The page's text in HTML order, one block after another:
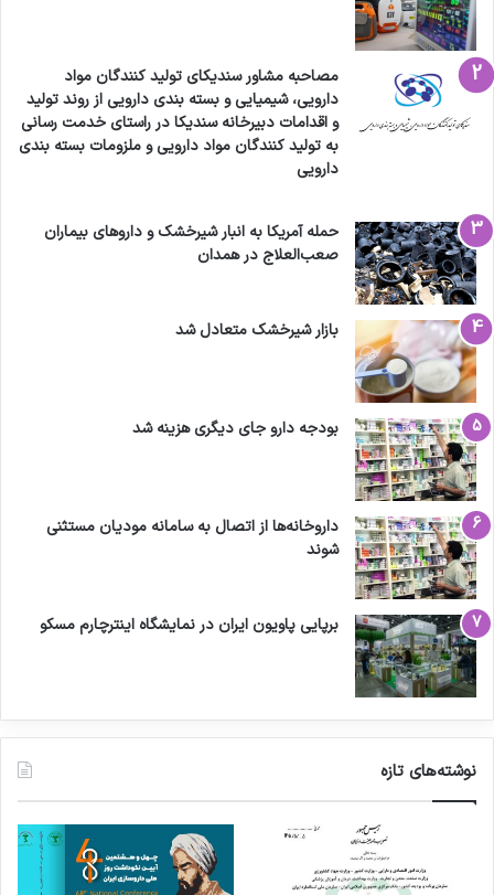
مصاحبه مشاور سندیکای تولید کنندگان مواد
دارویی، شیمیایی و بسته بندی دارویی از روند تولید
و اقدامات دبیرخانه سندیکا در راستای خدمت رسانی
به تولید کنندگان مواد دارویی و ملزومات بسته بندی
دارویی
حمله آمریکا به انبار شیرخشک و داروهای بیماران
صعب‌العلاج در همدان
بازار شیرخشک متعادل شد
بودجه دارو جای دیگری هزینه شد
داروخانه‌ها از اتصال به سامانه مودیان مستثنی
شوند
برپایی پاویون ایران در نمایشگاه اینترچارم مسکو
نوشته‌های تازه